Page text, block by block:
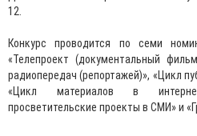
12.
Конкурс проводится по семи
«Телепроект (документальный
радиопередач (репортажей)», «Цикл
«Цикл материалов в
просветительские проекты в СМИ» и